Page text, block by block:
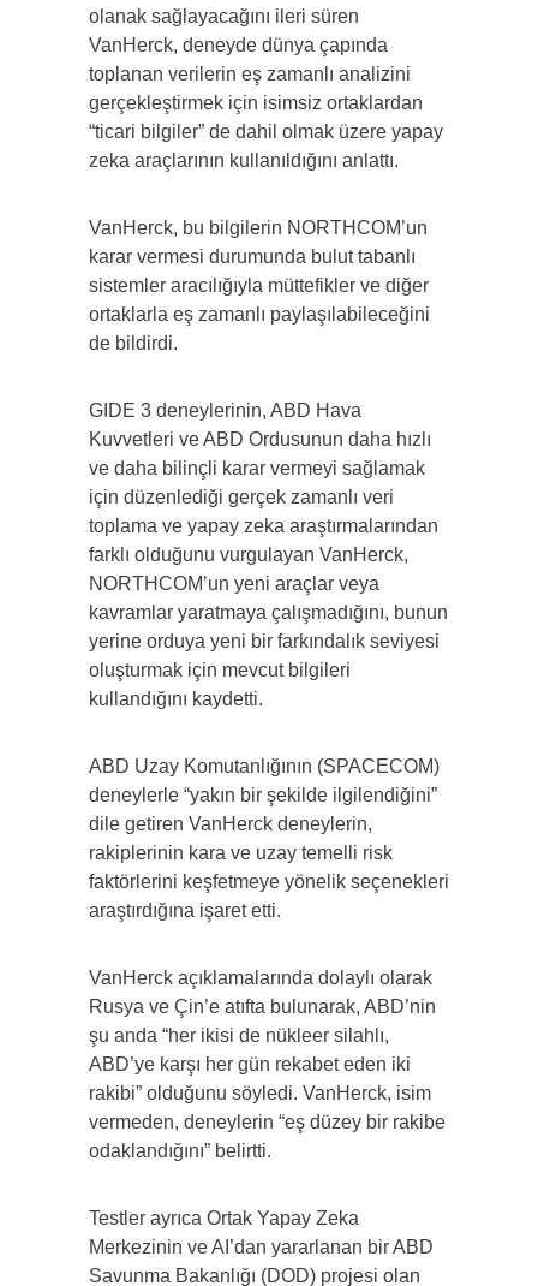
olanak sağlayacağını ileri süren
VanHerck, deneyde dünya çapında
toplanan verilerin eş zamanlı analizini
gerçekleştirmek için isimsiz ortaklardan
“ticari bilgiler” de dahil olmak üzere yapay
zeka araçlarının kullanıldığını anlattı.
VanHerck, bu bilgilerin NORTHCOM’un
karar vermesi durumunda bulut tabanlı
sistemler aracılığıyla müttefikler ve diğer
ortaklarla eş zamanlı paylaşılabileceğini
de bildirdi.
GIDE 3 deneylerinin, ABD Hava
Kuvvetleri ve ABD Ordusunun daha hızlı
ve daha bilinçli karar vermeyi sağlamak
için düzenlediği gerçek zamanlı veri
toplama ve yapay zeka araştırmalarından
farklı olduğunu vurgulayan VanHerck,
NORTHCOM’un yeni araçlar veya
kavramlar yaratmaya çalışmadığını, bunun
yerine orduya yeni bir farkındalık seviyesi
oluşturmak için mevcut bilgileri
kullandığını kaydetti.
ABD Uzay Komutanlığının (SPACECOM)
deneylerle “yakın bir şekilde ilgilendiğini”
dile getiren VanHerck deneylerin,
rakiplerinin kara ve uzay temelli risk
faktörlerini keşfetmeye yönelik seçenekleri
araştırdığına işaret etti.
VanHerck açıklamalarında dolaylı olarak
Rusya ve Çin’e atıfta bulunarak, ABD’nin
şu anda “her ikisi de nükleer silahlı,
ABD’ye karşı her gün rekabet eden iki
rakibi” olduğunu söyledi. VanHerck, isim
vermeden, deneylerin “eş düzey bir rakibe
odaklandığını” belirtti.
Testler ayrıca Ortak Yapay Zeka
Merkezinin ve AI’dan yararlanan bir ABD
Savunma Bakanlığı (DOD) projesi olan